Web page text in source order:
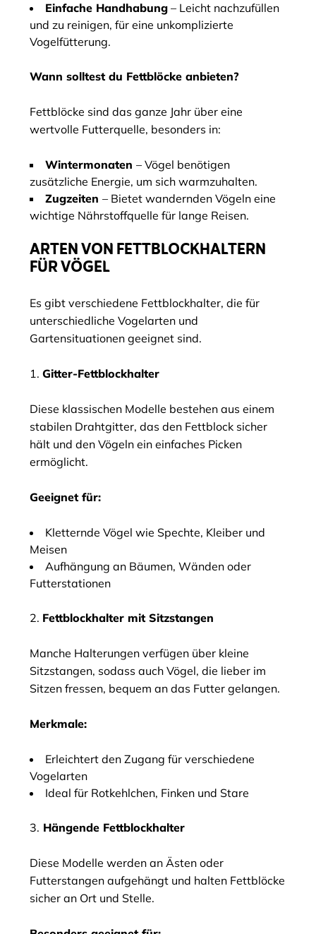
Einfache Handhabung – Leicht nachzufüllen
und zu reinigen, für eine unkomplizierte
Vogelfütterung.
Wann solltest du Fettblöcke anbieten?
Fettblöcke sind das ganze Jahr über eine
wertvolle Futterquelle, besonders in:
Wintermonaten – Vögel benötigen
zusätzliche Energie, um sich warmzuhalten.
Zugzeiten – Bietet wandernden Vögeln eine
wichtige Nährstoffquelle für lange Reisen.
ARTEN VON FETTBLOCKHALTERN
FÜR VÖGEL
Es gibt verschiedene Fettblockhalter, die für
unterschiedliche Vogelarten und
Gartensituationen geeignet sind.
1. Gitter-Fettblockhalter
Diese klassischen Modelle bestehen aus einem
stabilen Drahtgitter, das den Fettblock sicher
hält und den Vögeln ein einfaches Picken
ermöglicht.
Geeignet für:
Kletternde Vögel wie Spechte, Kleiber und
Meisen
Aufhängung an Bäumen, Wänden oder
Futterstationen
2. Fettblockhalter mit Sitzstangen
Manche Halterungen verfügen über kleine
Sitzstangen, sodass auch Vögel, die lieber im
Sitzen fressen, bequem an das Futter gelangen.
Merkmale:
Erleichtert den Zugang für verschiedene
Vogelarten
Ideal für Rotkehlchen, Finken und Stare
3. Hängende Fettblockhalter
Diese Modelle werden an Ästen oder
Futterstangen aufgehängt und halten Fettblöcke
sicher an Ort und Stelle.